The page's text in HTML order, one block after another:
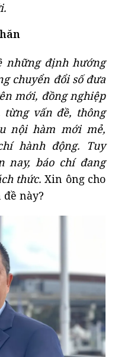
những định hướng
chuyển đổi số đưa
mới, đồng nghiệp
vấn đề, thông
nội hàm mới mẻ,
hành động. Tuy
nay, báo chí đang
thức.Xin ông cho
này?